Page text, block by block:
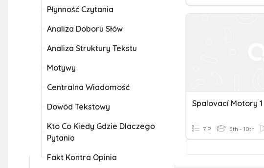
Płynność Czytania
Analiza Doboru Słów
Analiza Struktury Tekstu
Motywy
Centralna Wiadomość
Dowód Tekstowy
Kto Co Kiedy Gdzie Dlaczego
Pytania
Fakt Kontra Opinia
Spalovací Motory 1
7 P 5th - 10th